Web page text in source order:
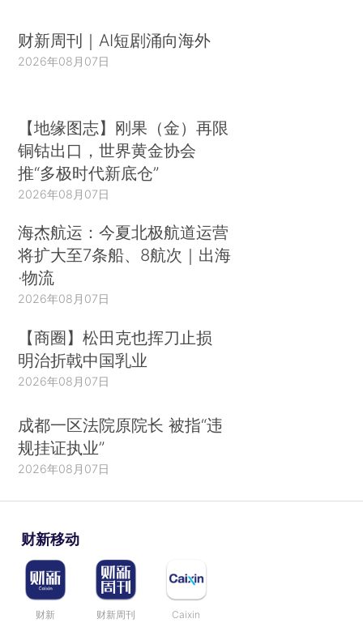
财新周刊｜AI短剧涌向海外
2026年08月07日
【地缘图志】刚果（金）再限
铜钴出口，世界黄金协会
推“多极时代新底仓”
2026年08月07日
海杰航运：今夏北极航道运营
将扩大至7条船、8航次｜出海
·物流
2026年08月07日
【商圈】松田克也挥刀止损
明治折戟中国乳业
2026年08月07日
成都一区法院原院长 被指“违
规挂证执业”
2026年08月07日
财新移动
财新 财新周刊 Caixin